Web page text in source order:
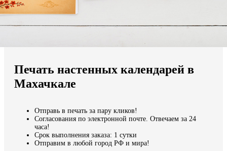
Мы доставляем по всему миру
Продолжить без города
Печать настенных календарей в
Махачкале
Отправь в печать за пару кликов!
Согласования по электронной почте. Отвечаем за 24
часа!
Срок выполнения заказа: 1 сутки
Отправим в любой город РФ и мира!